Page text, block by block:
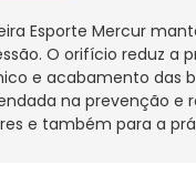
Esporte Mercur
O orifício reduz a
e acabamento das
na prevenção e
e também para a